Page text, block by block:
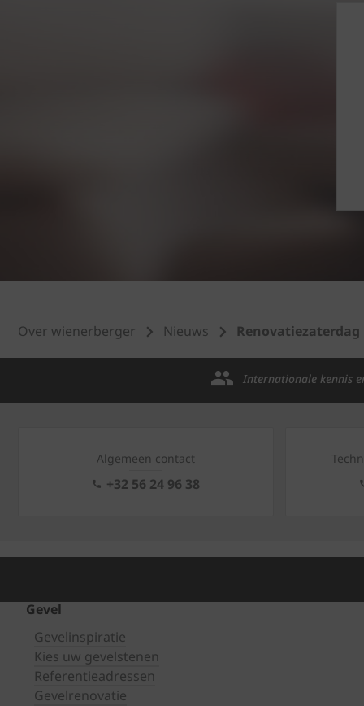
Over wienerberger Nieuws Renovatiezaterdag
Internationale kennis
Algemeen contact
+32 56 24 96 38
Gevel
Gevelinspiratie
Kies uw gevelstenen
Referentieadressen
Gevelrenovatie